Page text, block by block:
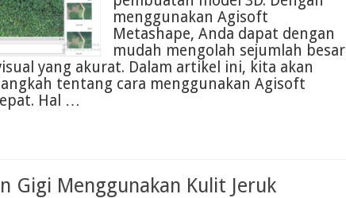
menggunakan Agisoft
Metashape, Anda dapat dengan
mudah mengolah sejumlah besar
yang akurat. Dalam artikel ini, kita akan
tentang cara menggunakan Agisoft
Hal …
Gigi Menggunakan Kulit Jeruk